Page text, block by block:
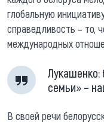
глобальную
справедливость – то,
международных
Лукашенко:
семьи» –
В своей речи